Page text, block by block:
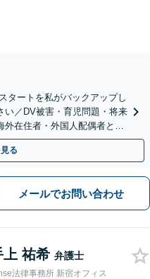
タートを私がバックアップし
い／DV被害・育児問題・将来
外在住者・外国人配偶者との
る
メールでお問い合わせ
上 祐希 弁護士
法律事務所 新宿オフィス